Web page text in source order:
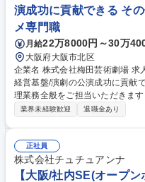
演成功に貢献できる そ
メ専門職
月給22万8000円～30万
大阪府大阪市北区
企業名 株式会社梅田芸術劇場 求人名 【大阪/チケット販売管理】安定した
経営基盤/演劇の公演成功に貢献できる 仕事の内容 公演のチケ
理業務全般をご担当いただきま
演者事務所及びプレイガイドと
売管理】安定した経営基盤/演劇
業界未経験歓迎 退職金あり
正社員
株式会社チュチュアンナ
【大阪/社内SE(オープ